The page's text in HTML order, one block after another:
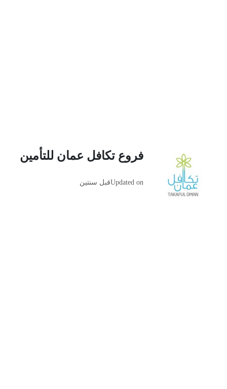
فروع تكافل عمان للتأمين
Updated onقبل سنتين